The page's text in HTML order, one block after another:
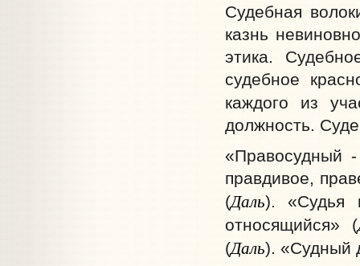
Судебная
казнь
этика.
судебное
каждого из
должность.
«Правосудный
правдивое,
(Даль). «Судья
относящийся» (
(Даль). «Судный